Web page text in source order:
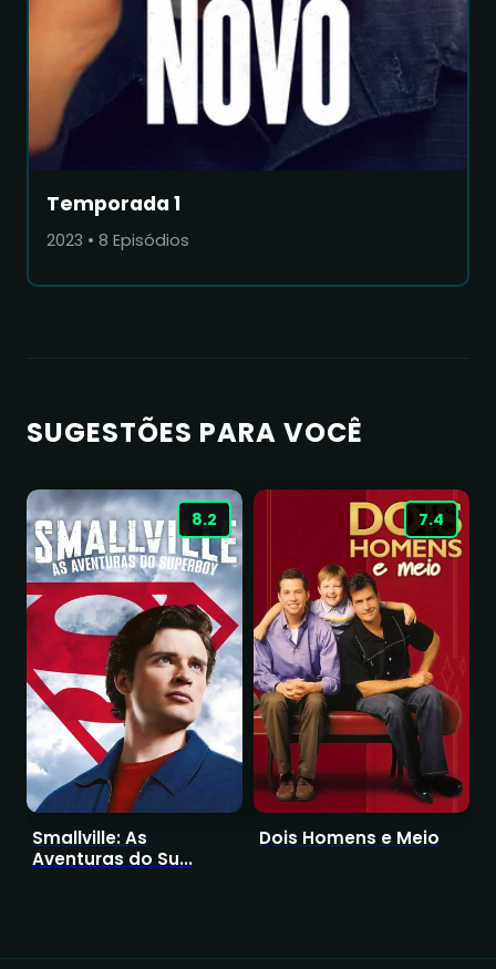
Temporada 1
2023 • 8 Episódios
SUGESTÕES PARA VOCÊ
8.2
Smallville: As
Aventuras do Su...
7.4
Dois Homens e Meio